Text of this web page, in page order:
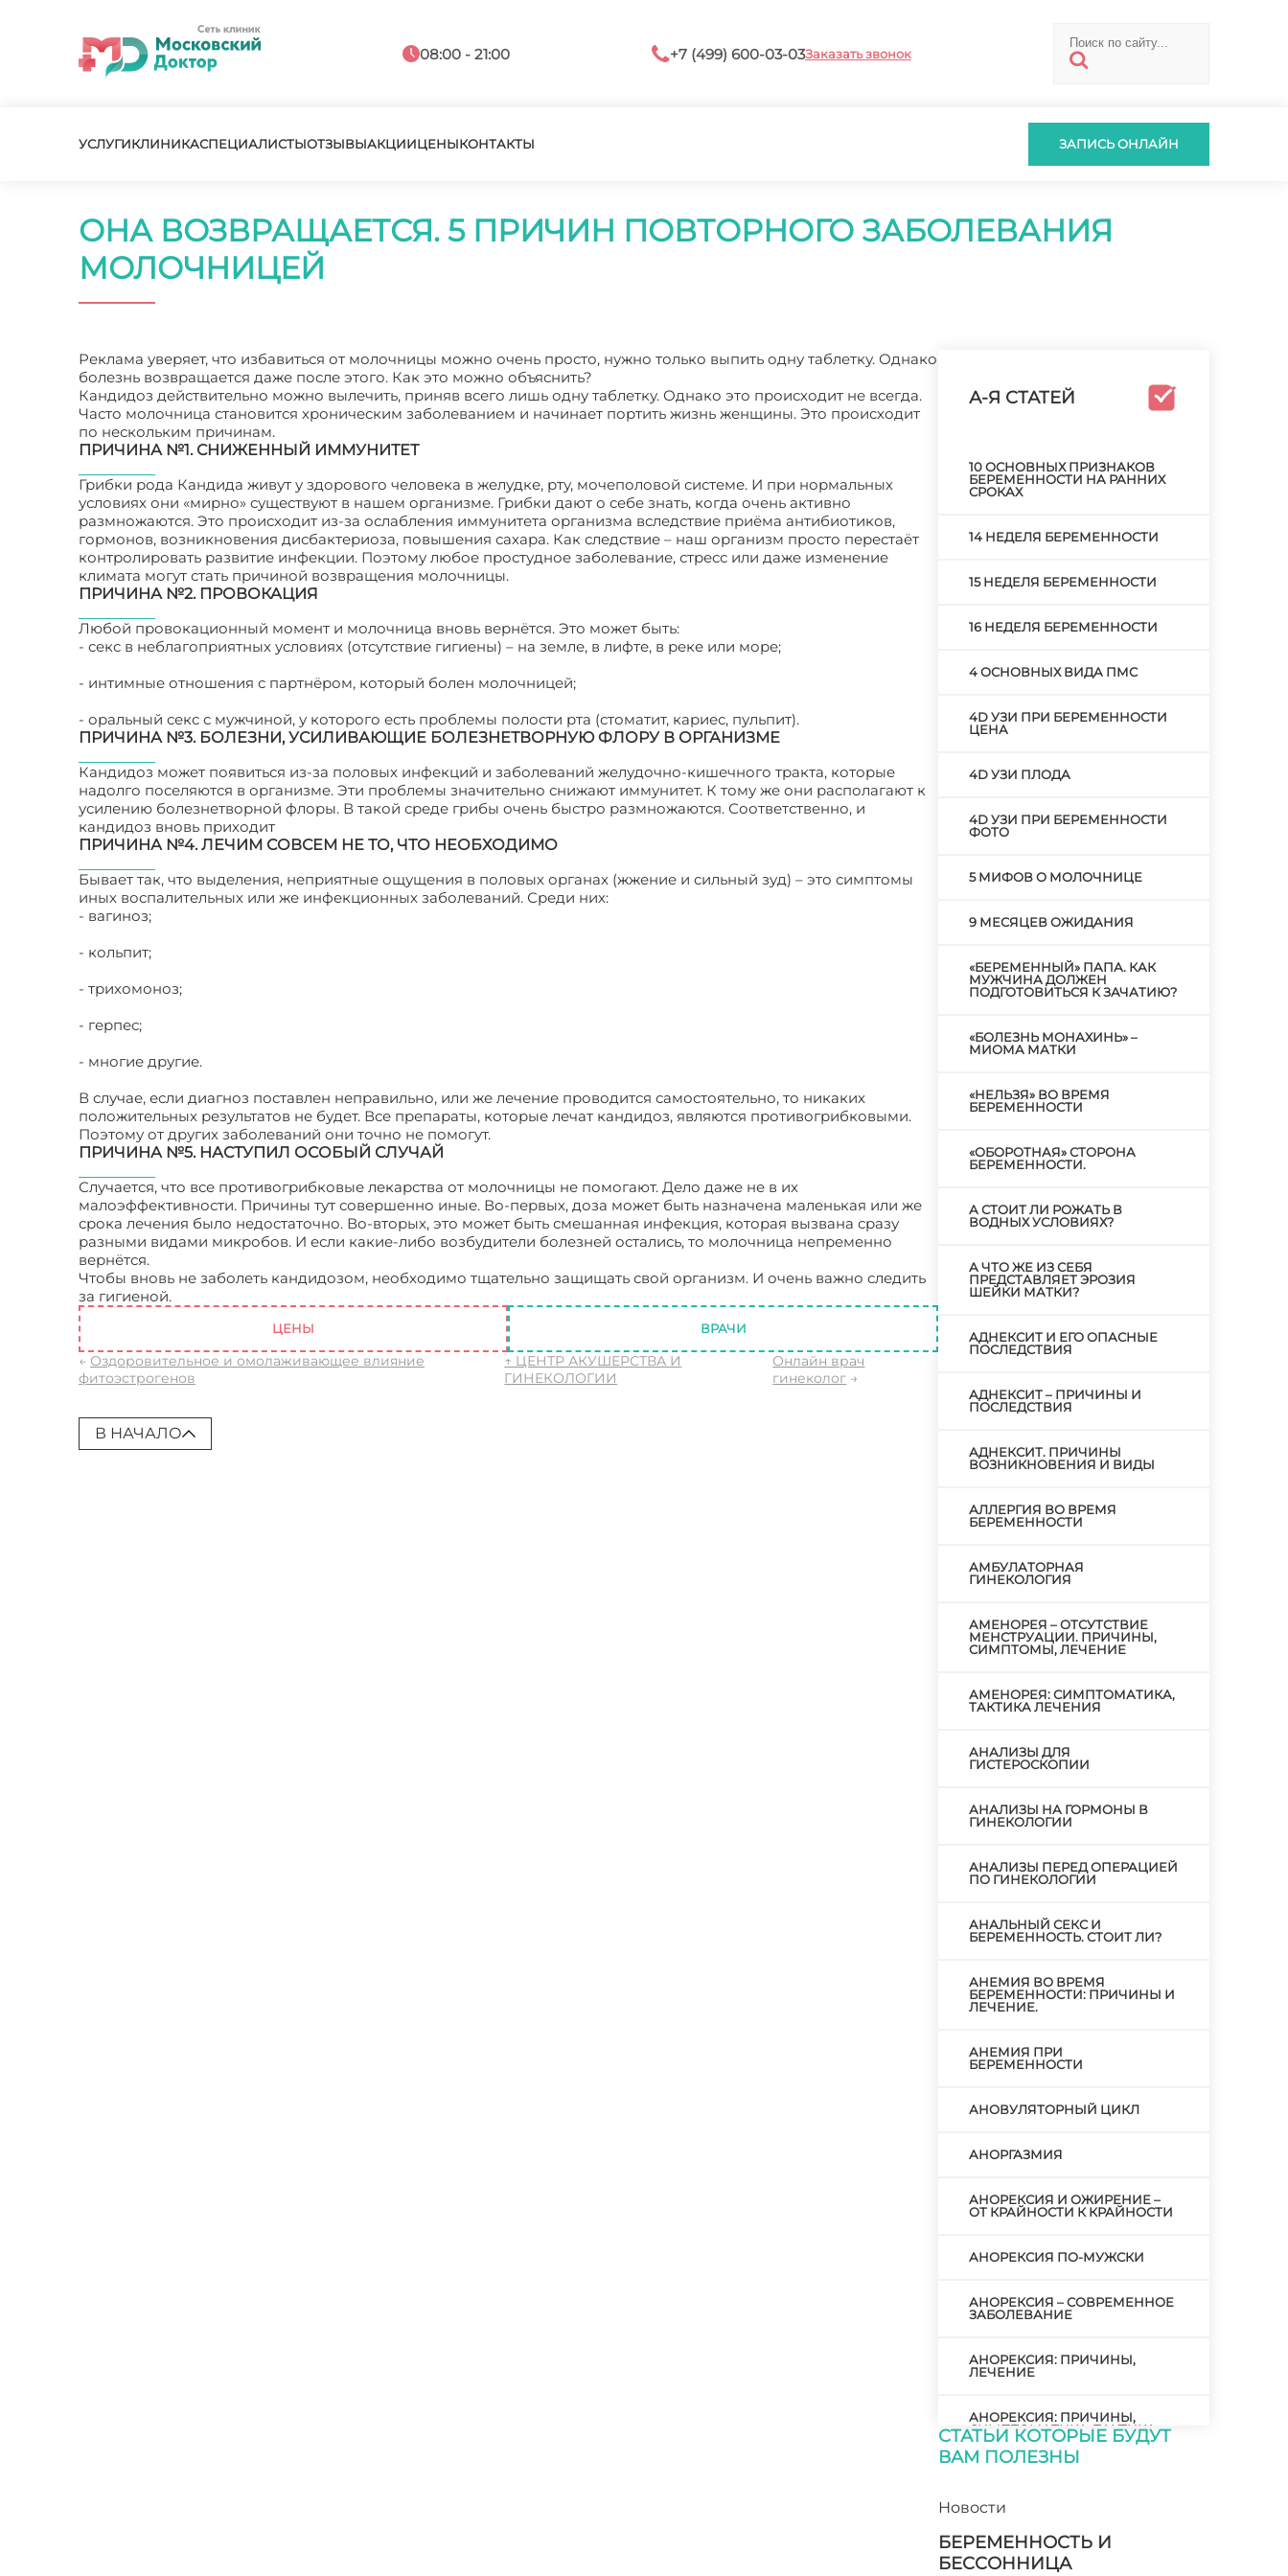
08:00 - 21:00 +7 (499) 600-03-03Заказать звонок
УСЛУГИКЛИНИКАСПЕЦИАЛИСТЫОТЗЫВЫАКЦИИЦЕНЫКОНТАКТЫ ЗАПИСЬ ОНЛАЙН
ОНА ВОЗВРАЩАЕТСЯ. 5 ПРИЧИН ПОВТОРНОГО ЗАБОЛЕВАНИЯ
МОЛОЧНИЦЕЙ
Реклама уверяет, что избавиться от молочницы можно очень просто, нужно только выпить одну таблетку. Однако
болезнь возвращается даже после этого. Как это можно объяснить?
Кандидоз действительно можно вылечить, приняв всего лишь одну таблетку. Однако это происходит не всегда.
Часто молочница становится хроническим заболеванием и начинает портить жизнь женщины. Это происходит
по нескольким причинам.
ПРИЧИНА №1. СНИЖЕННЫЙ ИММУНИТЕТ
Грибки рода Кандида живут у здорового человека в желудке, рту, мочеполовой системе. И при нормальных
условиях они «мирно» существуют в нашем организме. Грибки дают о себе знать, когда очень активно
размножаются. Это происходит из-за ослабления иммунитета организма вследствие приёма антибиотиков,
гормонов, возникновения дисбактериоза, повышения сахара. Как следствие – наш организм просто перестаёт
контролировать развитие инфекции. Поэтому любое простудное заболевание, стресс или даже изменение
климата могут стать причиной возвращения молочницы.
ПРИЧИНА №2. ПРОВОКАЦИЯ
Любой провокационный момент и молочница вновь вернётся. Это может быть:
- секс в неблагоприятных условиях (отсутствие гигиены) – на земле, в лифте, в реке или море;
- интимные отношения с партнёром, который болен молочницей;
- оральный секс с мужчиной, у которого есть проблемы полости рта (стоматит, кариес, пульпит).
ПРИЧИНА №3. БОЛЕЗНИ, УСИЛИВАЮЩИЕ БОЛЕЗНЕТВОРНУЮ ФЛОРУ В ОРГАНИЗМЕ
Кандидоз может появиться из-за половых инфекций и заболеваний желудочно-кишечного тракта, которые
надолго поселяются в организме. Эти проблемы значительно снижают иммунитет. К тому же они располагают к
усилению болезнетворной флоры. В такой среде грибы очень быстро размножаются. Соответственно, и
кандидоз вновь приходит
ПРИЧИНА №4. ЛЕЧИМ СОВСЕМ НЕ ТО, ЧТО НЕОБХОДИМО
Бывает так, что выделения, неприятные ощущения в половых органах (жжение и сильный зуд) – это симптомы
иных воспалительных или же инфекционных заболеваний. Среди них:
- вагиноз;
- кольпит;
- трихомоноз;
- герпес;
- многие другие.
В случае, если диагноз поставлен неправильно, или же лечение проводится самостоятельно, то никаких
положительных результатов не будет. Все препараты, которые лечат кандидоз, являются противогрибковыми.
Поэтому от других заболеваний они точно не помогут.
ПРИЧИНА №5. НАСТУПИЛ ОСОБЫЙ СЛУЧАЙ
Случается, что все противогрибковые лекарства от молочницы не помогают. Дело даже не в их
малоэффективности. Причины тут совершенно иные. Во-первых, доза может быть назначена маленькая или же
срока лечения было недостаточно. Во-вторых, это может быть смешанная инфекция, которая вызвана сразу
разными видами микробов. И если какие-либо возбудители болезней остались, то молочница непременно
вернётся.
Чтобы вновь не заболеть кандидозом, необходимо тщательно защищать свой организм. И очень важно следить
за гигиеной.
ЦЕНЫ ВРАЧИ
← Оздоровительное и омолаживающее влияние
фитоэстрогенов
↑ ЦЕНТР АКУШЕРСТВА И
ГИНЕКОЛОГИИ
Онлайн врач
гинеколог →
В НАЧАЛО
А-Я СТАТЕЙ
10 ОСНОВНЫХ ПРИЗНАКОВ
БЕРЕМЕННОСТИ НА РАННИХ
СРОКАХ
14 НЕДЕЛЯ БЕРЕМЕННОСТИ
15 НЕДЕЛЯ БЕРЕМЕННОСТИ
16 НЕДЕЛЯ БЕРЕМЕННОСТИ
4 ОСНОВНЫХ ВИДА ПМС
4D УЗИ ПРИ БЕРЕМЕННОСТИ
ЦЕНА
4D УЗИ ПЛОДА
4D УЗИ ПРИ БЕРЕМЕННОСТИ
ФОТО
5 МИФОВ О МОЛОЧНИЦЕ
9 МЕСЯЦЕВ ОЖИДАНИЯ
«БЕРЕМЕННЫЙ» ПАПА. КАК
МУЖЧИНА ДОЛЖЕН
ПОДГОТОВИТЬСЯ К ЗАЧАТИЮ?
«БОЛЕЗНЬ МОНАХИНЬ» –
МИОМА МАТКИ
«НЕЛЬЗЯ» ВО ВРЕМЯ
БЕРЕМЕННОСТИ
«ОБОРОТНАЯ» СТОРОНА
БЕРЕМЕННОСТИ.
А СТОИТ ЛИ РОЖАТЬ В
ВОДНЫХ УСЛОВИЯХ?
А ЧТО ЖЕ ИЗ СЕБЯ
ПРЕДСТАВЛЯЕТ ЭРОЗИЯ
ШЕЙКИ МАТКИ?
АДНЕКСИТ И ЕГО ОПАСНЫЕ
ПОСЛЕДСТВИЯ
АДНЕКСИТ – ПРИЧИНЫ И
ПОСЛЕДСТВИЯ
АДНЕКСИТ. ПРИЧИНЫ
ВОЗНИКНОВЕНИЯ И ВИДЫ
АЛЛЕРГИЯ ВО ВРЕМЯ
БЕРЕМЕННОСТИ
АМБУЛАТОРНАЯ
ГИНЕКОЛОГИЯ
АМЕНОРЕЯ – ОТСУТСТВИЕ
МЕНСТРУАЦИИ. ПРИЧИНЫ,
СИМПТОМЫ, ЛЕЧЕНИЕ
АМЕНОРЕЯ: СИМПТОМАТИКА,
ТАКТИКА ЛЕЧЕНИЯ
АНАЛИЗЫ ДЛЯ
ГИСТЕРОСКОПИИ
АНАЛИЗЫ НА ГОРМОНЫ В
ГИНЕКОЛОГИИ
АНАЛИЗЫ ПЕРЕД ОПЕРАЦИЕЙ
ПО ГИНЕКОЛОГИИ
АНАЛЬНЫЙ СЕКС И
БЕРЕМЕННОСТЬ. СТОИТ ЛИ?
АНЕМИЯ ВО ВРЕМЯ
БЕРЕМЕННОСТИ: ПРИЧИНЫ И
ЛЕЧЕНИЕ.
АНЕМИЯ ПРИ
БЕРЕМЕННОСТИ
АНОВУЛЯТОРНЫЙ ЦИКЛ
АНОРГАЗМИЯ
АНОРЕКСИЯ И ОЖИРЕНИЕ –
ОТ КРАЙНОСТИ К КРАЙНОСТИ
АНОРЕКСИЯ ПО-МУЖСКИ
АНОРЕКСИЯ – СОВРЕМЕННОЕ
ЗАБОЛЕВАНИЕ
АНОРЕКСИЯ: ПРИЧИНЫ,
ЛЕЧЕНИЕ
АНОРЕКСИЯ: ПРИЧИНЫ,
СИМПТОМАТИКА, ТАКТИКА
ЛЕЧЕНИЯ
АНОРЕКСИЯ: ТРЕВОЖНЫЕ
СИМПТОМЫ И ПОМОЩЬ
СТАТЬИ КОТОРЫЕ БУДУТ
ВАМ ПОЛЕЗНЫ
Новости
БЕРЕМЕННОСТЬ И
БЕССОННИЦА